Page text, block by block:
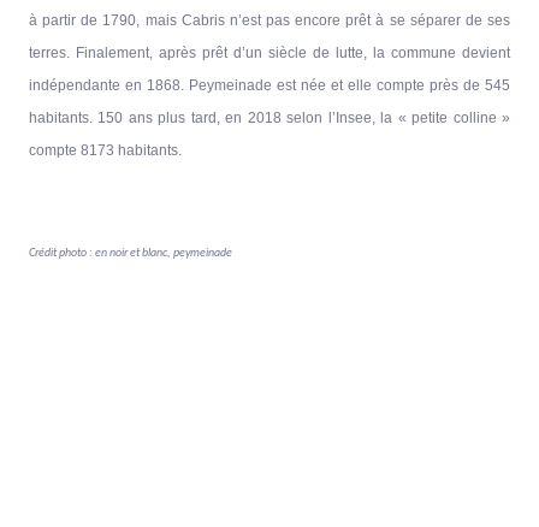
à partir de 1790, mais Cabris n’est pas encore prêt à se séparer de ses
terres. Finalement, après prêt d’un siècle de lutte, la commune devient
indépendante en 1868. Peymeinade est née et elle compte près de 545
habitants. 150 ans plus tard, en 2018 selon l’Insee, la « petite colline »
compte 8173 habitants.
Crédit photo : en noir et blanc, peymeinade